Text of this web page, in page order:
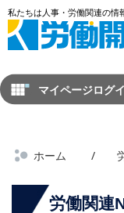
マイページログ
ホーム
労働関連